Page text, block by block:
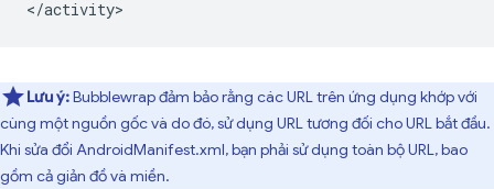
Lưu ý:Bubblewrap đảm bảo rằng các URL trên ứng dụng khớp với
cùng một nguồn gốc và do đó, sử dụng URL tương đối cho URL bắt đầu.
Khi sửa đổi AndroidManifest.xml, bạn phải sử dụng toàn bộ URL, bao
gồm cả giản đồ và miền.